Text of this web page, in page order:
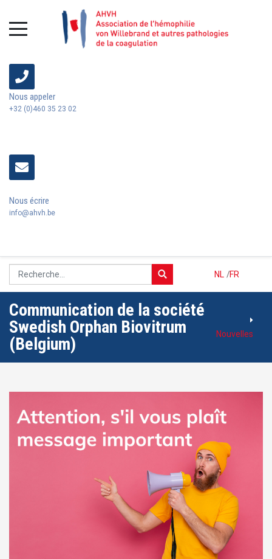
Nous appeler
+32 (0)460 35 23 02
Nous écrire
info@ahvh.be
NL FR
/
Communication de la société
Swedish Orphan Biovitrum
(Belgium)
Nouvelles